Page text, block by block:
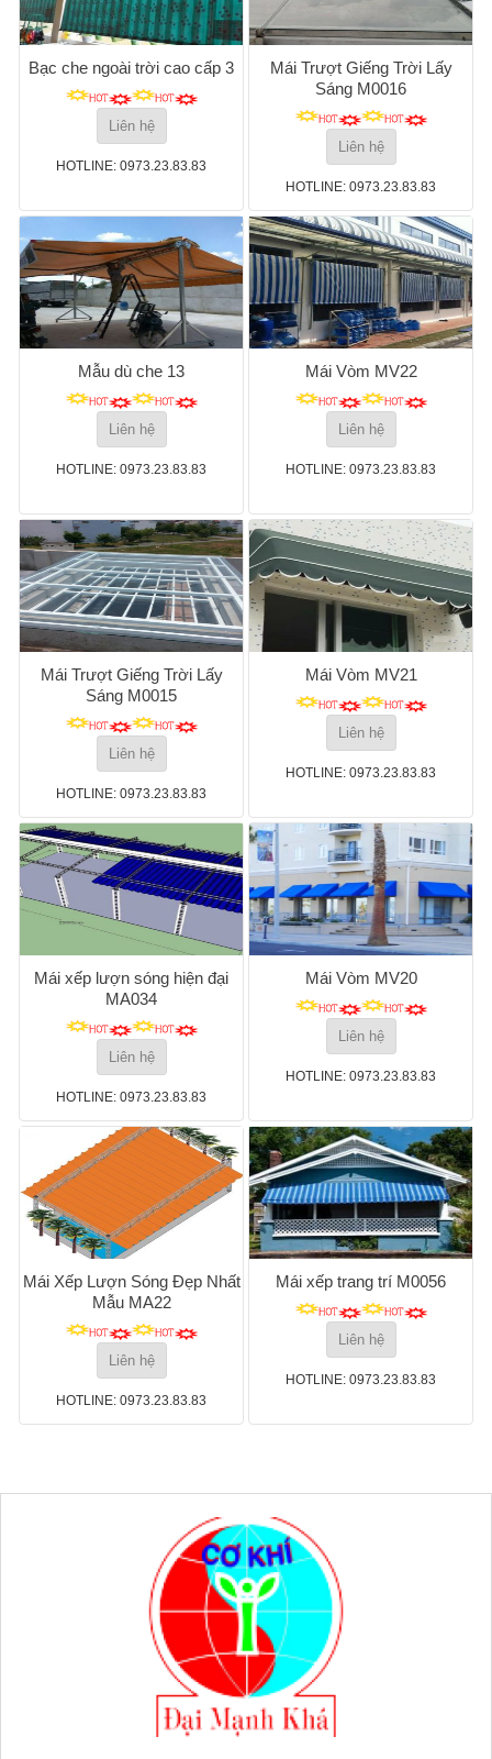
Bạc che ngoài trời cao cấp 3
Liên hệ
HOTLINE: 0973.23.83.83
Mái Trượt Giếng Trời Lấy
Sáng M0016
Liên hệ
HOTLINE: 0973.23.83.83
Mẫu dù che 13
Liên hệ
HOTLINE: 0973.23.83.83
Mái Vòm MV22
Liên hệ
HOTLINE: 0973.23.83.83
Mái Trượt Giếng Trời Lấy
Sáng M0015
Liên hệ
HOTLINE: 0973.23.83.83
Mái Vòm MV21
Liên hệ
HOTLINE: 0973.23.83.83
Mái xếp lượn sóng hiện đại
MA034
Liên hệ
HOTLINE: 0973.23.83.83
Mái Vòm MV20
Liên hệ
HOTLINE: 0973.23.83.83
Mái Xếp Lượn Sóng Đẹp Nhất
Mẫu MA22
Liên hệ
HOTLINE: 0973.23.83.83
Mái xếp trang trí M0056
Liên hệ
HOTLINE: 0973.23.83.83